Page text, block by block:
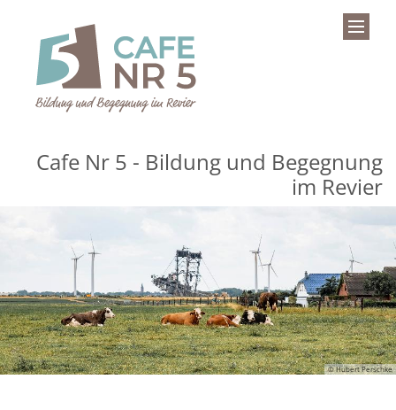
Cafe Nr 5 - Bildung und Begegnung
im Revier
© Hubert Perschke